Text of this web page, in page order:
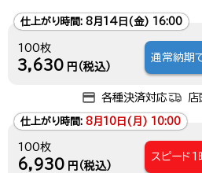
仕上がり時間: 8月14日(金) 16:00
100枚
3,630 円（税込）
通常納期
各種決済対応 店
仕上がり時間: 8月10日(月) 10:00
100枚
6,930 円（税込）
スピード